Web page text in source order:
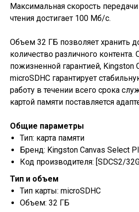
Максимальная скорость
чтения достигает 100 Мб/с.
Объем 32 ГБ позволяет хранить
количество различного контента.
пожизненной гарантией, Kingston
microSDHC гарантирует
работу в течении всего срока
картой памяти поставляется
Общие параметры
Тип: карта памяти
Бренд: Kingston Canvas Select
Код производителя: [SDCS2/
Тип и объем
Тип карты: microSDHC
Объем: 32 ГБ